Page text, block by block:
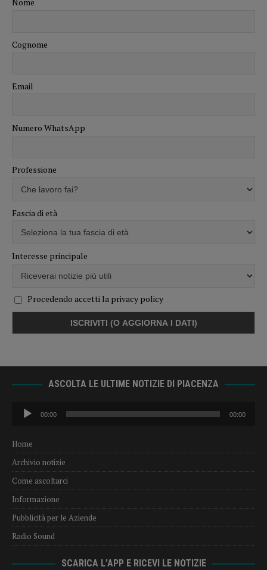
Cognome
Email
Numero WhatsApp
Professione
Fascia di età
Interesse principale
Procedendo accetti la privacy policy
ASCOLTA LE ULTIME NOTIZIE DI PIACENZA
Audio
Player
00:00 00:00
Home
Archivio notizie
Come ascoltarci
Informazione
Pubblicità per le Aziende
Radio Sound
SCARICA L’APP E RICEVI LE NOTIZIE